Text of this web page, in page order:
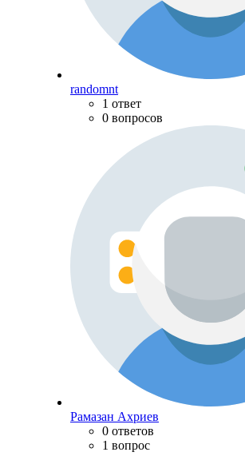
randomnt
1 ответ
0 вопросов
Рамазан Ахриев
0 ответов
1 вопрос